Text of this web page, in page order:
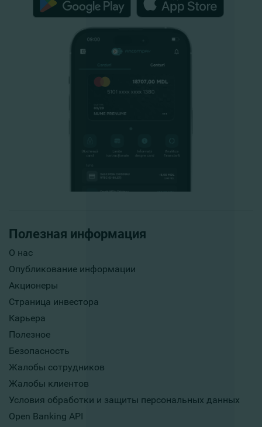
Полезная информация
О нас
Опубликование информации
Акционеры
Страница инвестора
Карьера
Полезное
Безопасность
Жалобы сотрудников
Жалобы клиентов
Условия обработки и защиты персональных данных
Open Banking API